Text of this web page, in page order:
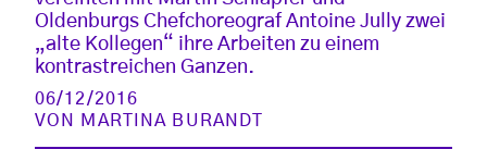
Oldenburgs Chefchoreograf Antoine Jully zwei
„alte Kollegen“ ihre Arbeiten zu einem
kontrastreichen Ganzen.
06/12/2016
VON MARTINA BURANDT